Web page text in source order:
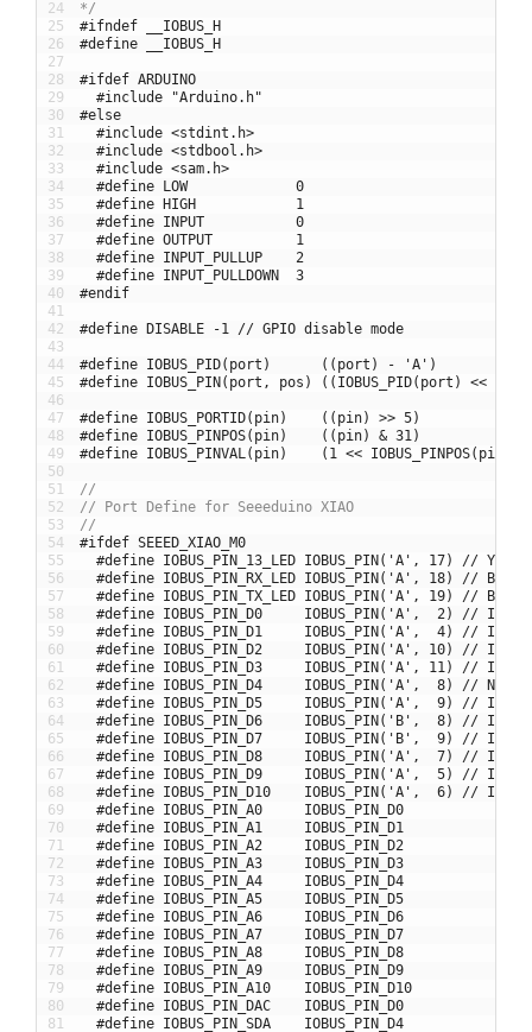
24
25
26
27
28
29
30
31
32
33
34
35
36
37
38
39
40
41
42
43
44
45
46
47
48
49
50
51
52
53
54
55
56
57
58
59
60
61
62
63
64
65
66
67
68
69
70
71
72
73
74
75
76
77
78
79
80
81
*/
#ifndef __IOBUS_H
#define __IOBUS_H
#ifdef ARDUINO
#include "Arduino.h"
#else
#include <stdint.h>
#include <stdbool.h>
#include <sam.h>
#define LOW             0
#define HIGH            1
#define INPUT           0
#define OUTPUT          1
#define INPUT_PULLUP    2
#define INPUT_PULLDOWN  3
#endif
#define DISABLE -1 // GPIO disable mode
#define IOBUS_PID(port)      ((port) - 'A')
#define IOBUS_PIN(port, pos) ((IOBUS_PID(port) << 5)
#define IOBUS_PORTID(pin)    ((pin) >> 5)
#define IOBUS_PINPOS(pin)    ((pin) & 31)
#define IOBUS_PINVAL(pin)    (1 << IOBUS_PINPOS(pin))
//
// Port Define for Seeeduino XIAO
//
#ifdef SEEED_XIAO_M0
#define IOBUS_PIN_13_LED IOBUS_PIN('A', 17) //
#define IOBUS_PIN_RX_LED IOBUS_PIN('A', 18) // BLUE
#define IOBUS_PIN_TX_LED IOBUS_PIN('A', 19) // BLUE
#define IOBUS_PIN_D0     IOBUS_PIN('A',  2) // INT/
#define IOBUS_PIN_D1     IOBUS_PIN('A',  4) // INT/
#define IOBUS_PIN_D2     IOBUS_PIN('A', 10) // INT/
#define IOBUS_PIN_D3     IOBUS_PIN('A', 11) // INT/
#define IOBUS_PIN_D4     IOBUS_PIN('A',  8) // NMI/
#define IOBUS_PIN_D5     IOBUS_PIN('A',  9) // INT/
#define IOBUS_PIN_D6     IOBUS_PIN('B',  8) // INT/
#define IOBUS_PIN_D7     IOBUS_PIN('B',  9) // INT/
#define IOBUS_PIN_D8     IOBUS_PIN('A',  7) // INT/
#define IOBUS_PIN_D9     IOBUS_PIN('A',  5) // INT/
#define IOBUS_PIN_D10    IOBUS_PIN('A',  6) // INT/
#define IOBUS_PIN_A0     IOBUS_PIN_D0
#define IOBUS_PIN_A1     IOBUS_PIN_D1
#define IOBUS_PIN_A2     IOBUS_PIN_D2
#define IOBUS_PIN_A3     IOBUS_PIN_D3
#define IOBUS_PIN_A4     IOBUS_PIN_D4
#define IOBUS_PIN_A5     IOBUS_PIN_D5
#define IOBUS_PIN_A6     IOBUS_PIN_D6
#define IOBUS_PIN_A7     IOBUS_PIN_D7
#define IOBUS_PIN_A8     IOBUS_PIN_D8
#define IOBUS_PIN_A9     IOBUS_PIN_D9
#define IOBUS_PIN_A10    IOBUS_PIN_D10
#define IOBUS_PIN_DAC    IOBUS_PIN_D0
#define IOBUS_PIN_SDA    IOBUS_PIN_D4